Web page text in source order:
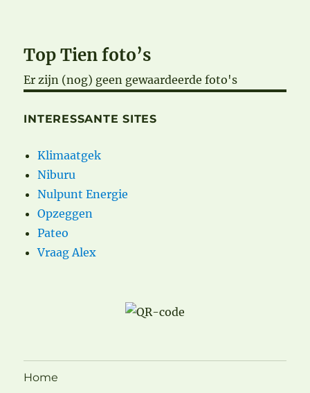
Top Tien foto’s
Er zijn (nog) geen gewaardeerde foto's
INTERESSANTE SITES
Klimaatgek
Niburu
Nulpunt Energie
Opzeggen
Pateo
Vraag Alex
Home